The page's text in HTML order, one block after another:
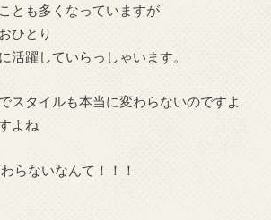
とも多くなっていますが
ひとり
活躍していらっしゃいます。
スタイルも本当に変わらないのですよ
よね
らないなんて！！！